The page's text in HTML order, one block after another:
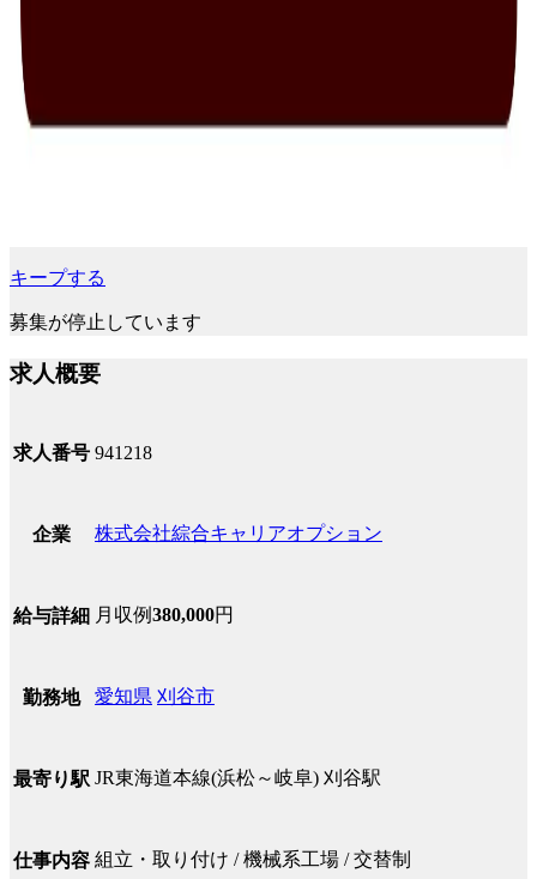
キープする
募集が停止しています
求人概要
求人番号 941218
企業 株式会社綜合キャリアオプション
給与詳細 月収例380,000円
勤務地 愛知県 刈谷市
最寄り駅 JR東海道本線(浜松～岐阜) 刈谷駅
仕事内容 組立・取り付け / 機械系工場 / 交替制